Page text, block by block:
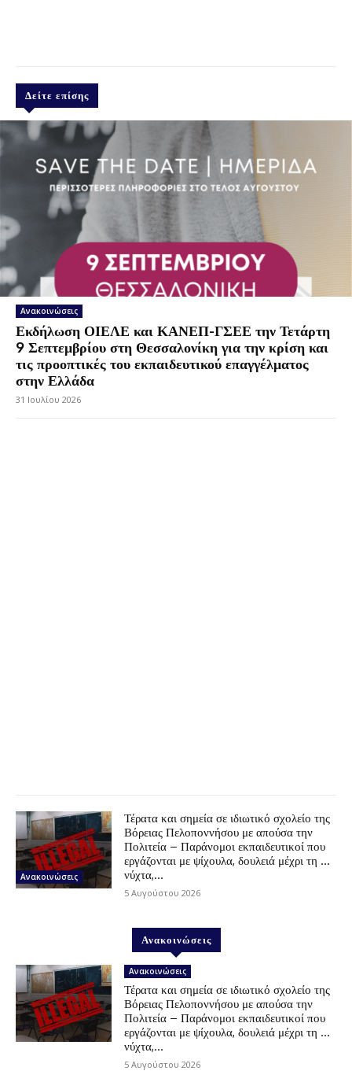
Δείτε επίσης
Ανακοινώσεις
Εκδήλωση ΟΙΕΛΕ και ΚΑΝΕΠ-ΓΣΕΕ την Τετάρτη
9 Σεπτεμβρίου στη Θεσσαλονίκη για την κρίση και
τις προοπτικές του εκπαιδευτικού επαγγέλματος
στην Ελλάδα
31 Ιουλίου 2026
Ανακοινώσεις
Τέρατα και σημεία σε ιδιωτικό σχολείο της
Βόρειας Πελοποννήσου με απούσα την
Πολιτεία – Παράνομοι εκπαιδευτικοί που
εργάζονται με ψίχουλα, δουλειά μέχρι τη …
νύχτα,...
5 Αυγούστου 2026
Ανακοινώσεις
Ανακοινώσεις
Τέρατα και σημεία σε ιδιωτικό σχολείο της
Βόρειας Πελοποννήσου με απούσα την
Πολιτεία – Παράνομοι εκπαιδευτικοί που
εργάζονται με ψίχουλα, δουλειά μέχρι τη …
νύχτα,...
5 Αυγούστου 2026